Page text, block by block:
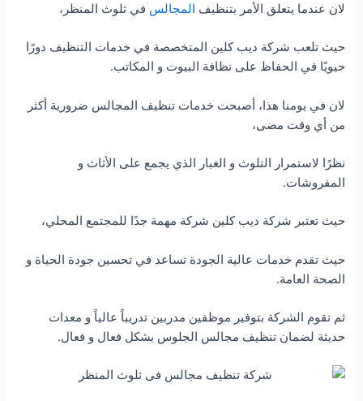
لان عندما يتعلق الأمر بتنظيف المجالس في ثلوث المنظر،
حيث تلعب شركة ديب كلين المتخصصة في خدمات التنظيف دورًا
حيويًا في الحفاظ على نظافة البيوت و المكاتب.
لان في يومنا هذا، أصبحت خدمات تنظيف المجالس ضرورية أكثر
من أي وقت مضى،
نظرًا لاستمرار التلوث و الغبار الذي يجمع على الأثاث و
المفروشات.
حيث تعتبر شركة ديب كلين شركة مهمة جدًا للمجتمع المحلي،
حيث تقدم خدمات عالية الجودة تساعد في تحسين جودة الحياة و
الصحة العامة.
ثم تقوم الشركة بتوفير موظفين مدربين تدريباً عالياً و معدات
حديثة لضمان تنظيف مجالس الجلوس بشكل فعال و فعال.